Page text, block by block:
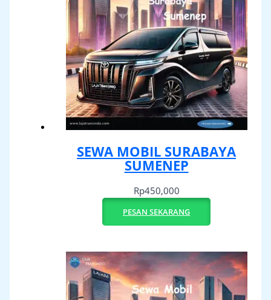
SEWA MOBIL SURABAYA
SUMENEP
Rp450,000
PESAN SEKARANG